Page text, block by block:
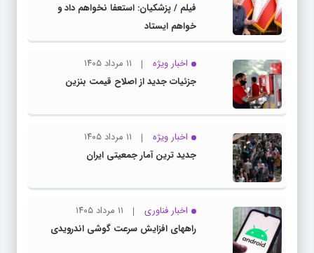
فیلم / پزشکیان: استعفا نخواهم داد و
خواهم ایستاد
اخبار ویژه
۱۱ مرداد ۱۴۰۵
جزئیات جدید از اصلاح قیمت بنزین
اخبار ویژه
۱۱ مرداد ۱۴۰۵
جدید ترین آمار جمعیتی ایران
اخبار فناوری
۱۱ مرداد ۱۴۰۵
راههای افزایش سرعت گوشی اندرویدی